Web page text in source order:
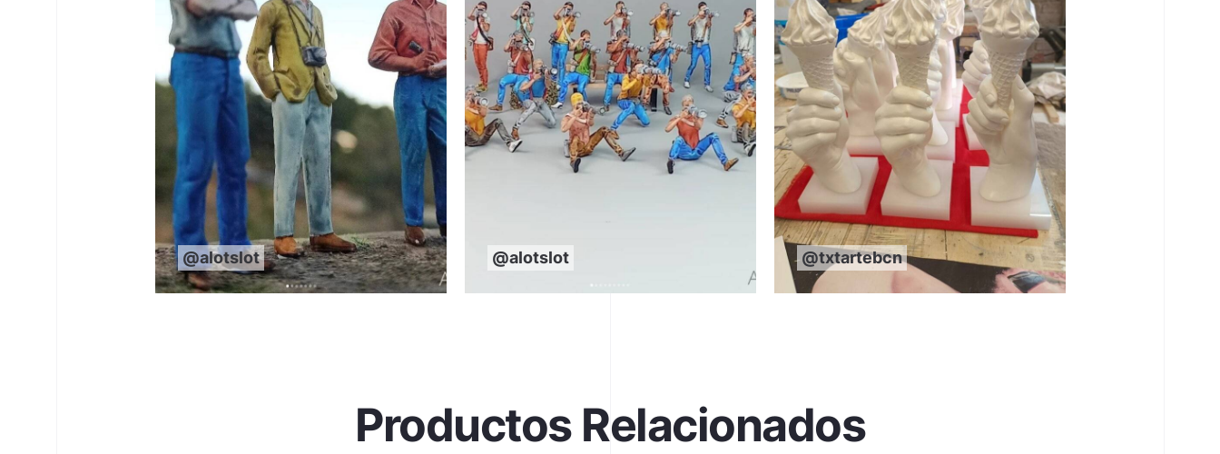
@alotslot @alotslot @txtartebcn
Productos Relacionados